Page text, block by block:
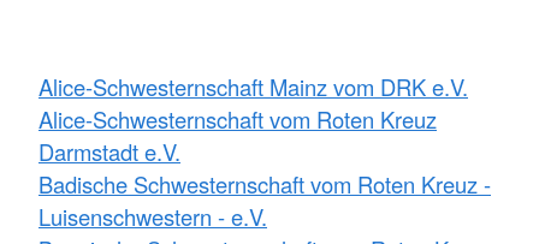
Alice-Schwesternschaft Mainz vom DRK e.V.
Alice-Schwesternschaft vom Roten Kreuz
Darmstadt e.V.
Badische Schwesternschaft vom Roten Kreuz -
Luisenschwestern - e.V.